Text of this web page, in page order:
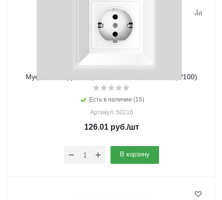
Муфта d16 труба-коробка IP67 М16х1.5 DKC (1/100)
Есть в наличии (15)
Артикул: 50216
126.01руб./шт
В корзину